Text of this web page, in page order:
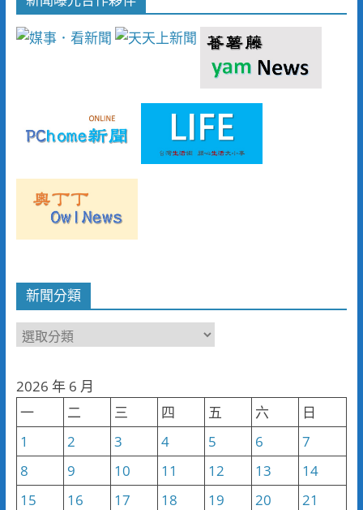
新聞分類
新
類
2026 年 6 月
一
二 三 四 五 六
日
1
2 3 4 5 6
7
8
9 10 11 12 13
14
15
16 17 18 19 20
21